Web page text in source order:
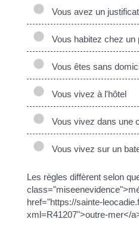
Vous avez un
Vous habitez chez un
Vous êtes sans
Vous vivez à l'hôtel
Vous vivez dans une
Vous vivez sur un
Les règles diffèrent selon
href="https://sainte-
xml=R41207">outre-mer</